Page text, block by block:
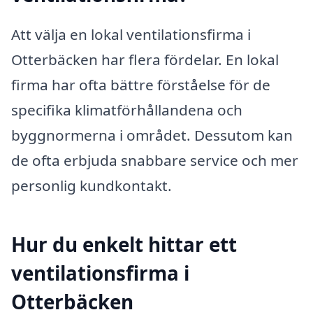
Att välja en lokal ventilationsfirma i
Otterbäcken har flera fördelar. En lokal
firma har ofta bättre förståelse för de
specifika klimatförhållandena och
byggnormerna i området. Dessutom kan
de ofta erbjuda snabbare service och mer
personlig kundkontakt.
Hur du enkelt hittar ett
ventilationsfirma i
Otterbäcken